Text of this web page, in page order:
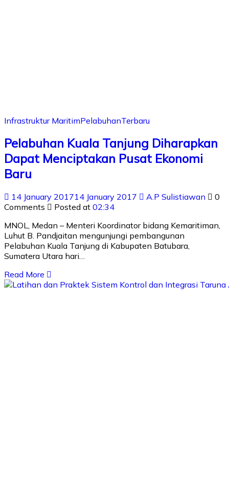
Infrastruktur MaritimPelabuhanTerbaru
Pelabuhan Kuala Tanjung Diharapkan
Dapat Menciptakan Pusat Ekonomi
Baru
14 January 201714 January 2017 A.P Sulistiawan
0
Comments
Posted at 02:34
MNOL, Medan – Menteri Koordinator bidang Kemaritiman,
Luhut B. Pandjaitan mengunjungi pembangunan
Pelabuhan Kuala Tanjung di Kabupaten Batubara,
Sumatera Utara hari…
Read More